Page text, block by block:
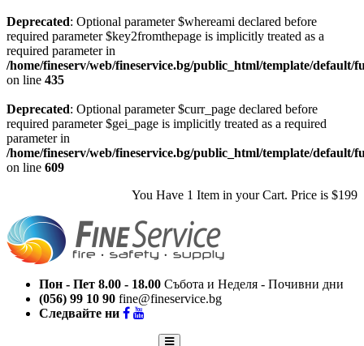
Deprecated: Optional parameter $whereami declared before
required parameter $key2fromthepage is implicitly treated as a
required parameter in
/home/fineserv/web/fineservice.bg/public_html/template/default/
on line 435
Deprecated: Optional parameter $curr_page declared before
required parameter $gei_page is implicitly treated as a required
parameter in
/home/fineserv/web/fineservice.bg/public_html/template/default/
on line 609
You Have 1 Item in your Cart. Price is $199
Пон - Пет 8.00 - 18.00 Събота и Неделя - Почивни дни
(056) 99 10 90 fine@fineservice.bg
Следвайте ни